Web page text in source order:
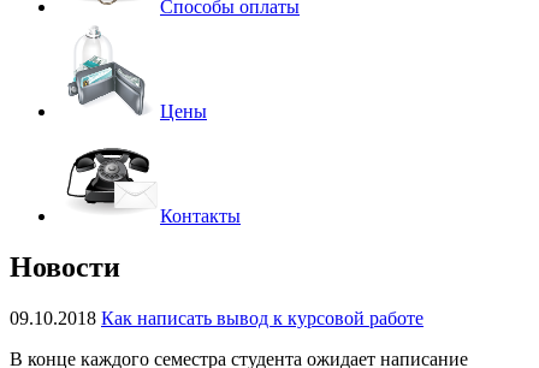
Способы оплаты
Цены
Контакты
Новости
09.10.2018 Как написать вывод к курсовой работе
В конце каждого семестра студента ожидает написание